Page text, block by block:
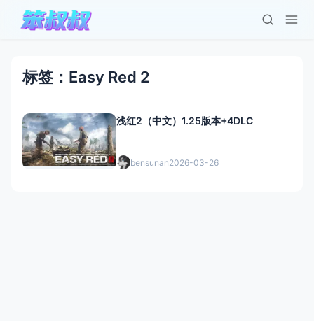
标签：Easy Red 2
浅红2（中文）1.25版本+4DLC
bensunan2026-03-26